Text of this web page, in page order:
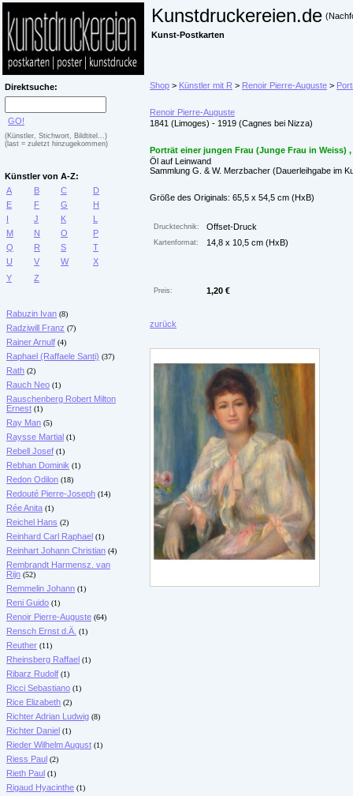
Kunstdruckereien.de
Kunst-Postkarten
Direktsuche:
GO!
(Künstler, Stichwort, Bildtitel...)
(last = zuletzt hinzugekommen)
Künstler von A-Z:
A
B C
D
E
F G
H
I
J K
L
M
N O
P
Q
R S
T
U
V W
X
Y
Z
Rabuzin Ivan (8)
Radziwill Franz (7)
Rainer Arnulf (4)
Raphael (Raffaele Santi) (37)
Rath (2)
Rauch Neo (1)
Rauschenberg Robert Milton
Ernest (1)
Ray Man (5)
Raysse Martial (1)
Rebell Josef (1)
Rebhan Dominik (1)
Redon Odilon (18)
Redouté Pierre-Joseph (14)
Rée Anita (1)
Reichel Hans (2)
Reinhard Carl Raphael (1)
Reinhart Johann Christian (4)
Rembrandt Harmensz. van
Rijn (52)
Remmelin Johann (1)
Reni Guido (1)
Renoir Pierre-Auguste (64)
Rensch Ernst d.Ä. (1)
Reuther (11)
Rheinsberg Raffael (1)
Ribarz Rudolf (1)
Ricci Sebastiano (1)
Rice Elizabeth (2)
Richter Adrian Ludwig (8)
Richter Daniel (1)
Rieder Wilhelm August (1)
Riess Paul (2)
Rieth Paul (1)
Rigaud Hyacinthe (1)
Shop > Künstler mit R > Renoir Pierre-Auguste >
Renoir Pierre-Auguste
1841 (Limoges) - 1919 (Cagnes bei Nizza)
Porträt einer jungen Frau (Junge Frau in Weiss) ,
Öl auf Leinwand
Sammlung G. & W. Merzbacher (Dauerleihgabe im
Größe des Originals: 65,5 x 54,5 cm (HxB)
Drucktechnik: Offset-Druck
Kartenformat: 14,8 x 10,5 cm (HxB)
Preis: 1,20 €
zurück